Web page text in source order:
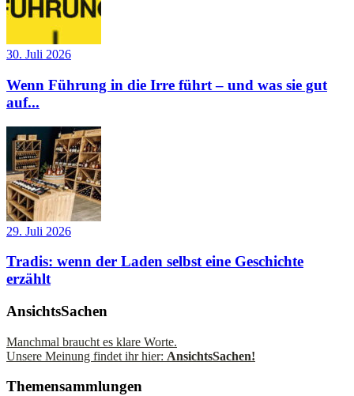
30. Juli 2026
Wenn Führung in die Irre führt – und was sie gut
auf...
29. Juli 2026
Tradis: wenn der Laden selbst eine Geschichte
erzählt
AnsichtsSachen
Manchmal braucht es klare Worte.
Unsere Meinung findet ihr hier: AnsichtsSachen!
Themensammlungen